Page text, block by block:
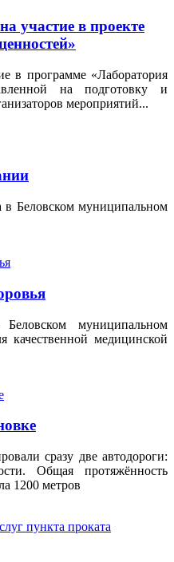
участие в проекте
в программе «Лаборатория
на подготовку и
мероприятий...
в Беловском муниципальном
Беловском муниципальном
качественной медицинской
сразу две автодороги:
Общая протяжённость
1200 метров